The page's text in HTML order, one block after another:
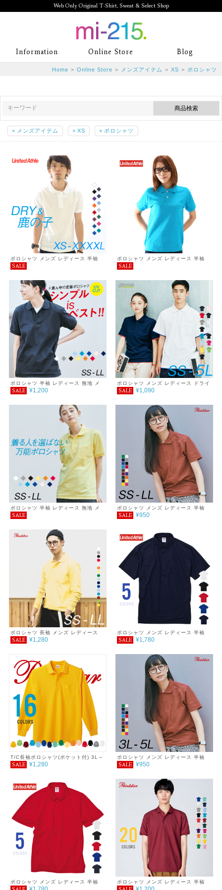
Web Only Original T-Shirt, Sweat & Select Shop
mi-215. Web Only Original T-Shirt,
Sweat & Select Shop mi-215. Tシャ
ランド専門通販
Information Online Store Blog
Home > Online Store > メンズアイテム > XS > ポロシャツ
× メンズアイテム × XS × ポロシャツ
ポロシャツ メンズ レディース 半袖
無地 ドライ 鹿の子 ポロシャツ シン
SALE
ポロシャツ メンズ レディース 半袖
7.6oz ヘヴィーウエイトポロシャツ
SALE
ポロシャツ 半袖 レディース 無地 メ
ンズ UVカット 形状安定 厚手 春 夏
プチプラ コーデ おしゃれ SALE セー
ル 通学 通勤 服 printstar プリントス
ター T/Cポロシャツ 5.8オンス
SALE ¥1,200
ポロシャツ メンズ レディース ドライ
半袖 無地 吸汗速乾 グリマー ポケッ
ゴルフ スポーツ 服 暑さ対策 UVカッ
ト クールビズ 作業 SS S M L LL
SALE ％OFF glimmer グリマー レイ
ヤード DRYポロシャツ ポケット付
SALE ¥1,090
ポロシャツ 半袖 レディース 無地 メ
ンズ UVカット 形状安定 厚手 ポケッ
ュアル プチプラ コーデ おしゃれ 送
料無料 SALE セール 通学 通勤 服
printstar プリントスター ポケット付
き T/Cポロシャツ 5.8オンス
SALE
ポロシャツ メンズ レディース 半袖
無地 シンプル おしゃれ 男女兼用 父
4.9oz
SALE ¥950
ポロシャツ 長袖 メンズ レディース
無地 シンプル シンプルコーデ プチプ
イテム 服
SALE ¥1,280
ポロシャツ メンズ レディース 半袖
4.7オンス スペシャルドライ鹿の子ポ
XXXXL
SALE ¥1,780
T/C長袖ポロシャツ(ポケット付) 3L～
5L
SALE ¥1,280
ポロシャツ メンズ レディース 半袖
無地 シンプル おしゃれ 男女兼用 父
SALE ％OFF 白 クールビズ 制服 ユ
ニホーム polo shirt Printstar プリン
トスター サイズ 4.9oz 3L 4L 5L
SALE ¥950
ポロシャツ メンズ レディース 半袖
ポロシャツ メンズ レディース 半袖